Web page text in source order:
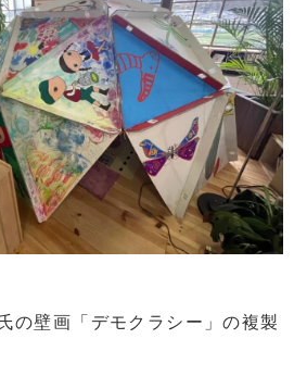
の壁画「デモクラシー」の複製